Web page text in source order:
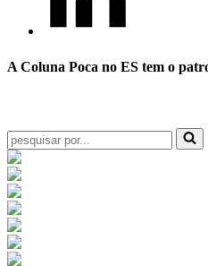
A Coluna Poca no ES tem o
Pesquisar
por...